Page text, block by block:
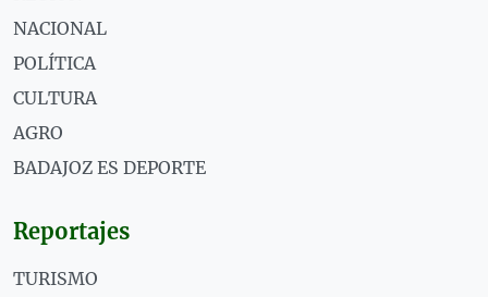
NACIONAL
POLÍTICA
CULTURA
AGRO
BADAJOZ ES DEPORTE
Reportajes
TURISMO